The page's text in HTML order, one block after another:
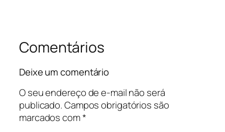
Comentários
Deixe um comentário
O seu endereço de e-mail não será
publicado.Campos obrigatórios são
marcados com*